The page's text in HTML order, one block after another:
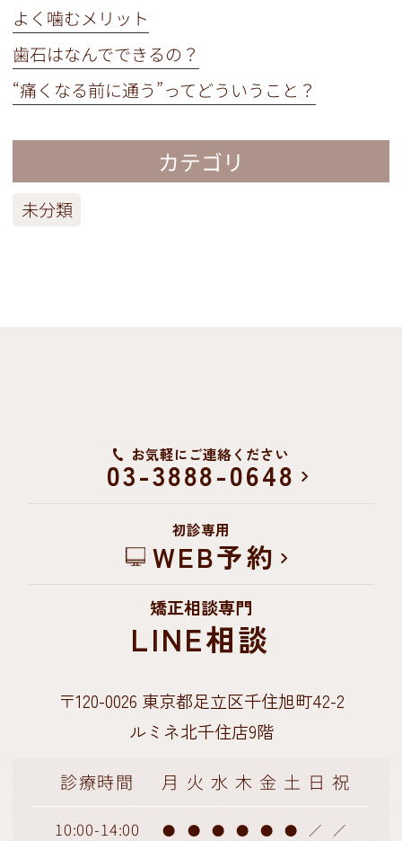
よく噛むメリット
歯石はなんでできるの？
“痛くなる前に通う”ってどういうこと？
カテゴリ
未分類
お気軽にご連絡ください
03-3888-0648
初診専用
WEB予約
矯正相談専門
LINE相談
〒120-0026 東京都足立区千住旭町42-2
ルミネ北千住店9階
診療時間 月 火 水 木 金 土 日 祝
10:00-14:00 ● ● ● ● ● ● ／ ／